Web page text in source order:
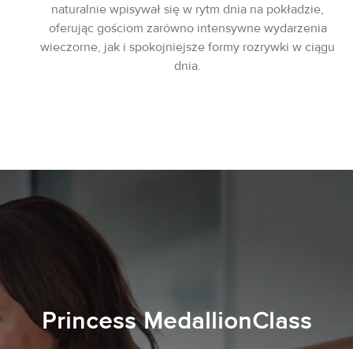
naturalnie wpisywał się w rytm dnia na pokładzie,
oferując gościom zarówno intensywne wydarzenia
wieczorne, jak i spokojniejsze formy rozrywki w ciągu
dnia.
Princess MedallionClass